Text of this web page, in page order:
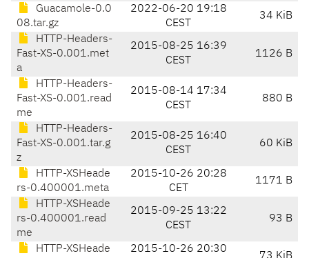
Guacamole-0.0
08.tar.gz
2022-06-20 19:18
CEST
34 KiB
HTTP-Headers-
Fast-XS-0.001.met
a
2015-08-25 16:39
CEST
1126 B
HTTP-Headers-
Fast-XS-0.001.read
me
2015-08-14 17:34
CEST
880 B
HTTP-Headers-
Fast-XS-0.001.tar.g
z
2015-08-25 16:40
CEST
60 KiB
HTTP-XSHeade
rs-0.400001.meta
2015-10-26 20:28
CET
1171 B
HTTP-XSHeade
rs-0.400001.read
me
2015-09-25 13:22
CEST
93 B
HTTP-XSHeade 2015-10-26 20:30